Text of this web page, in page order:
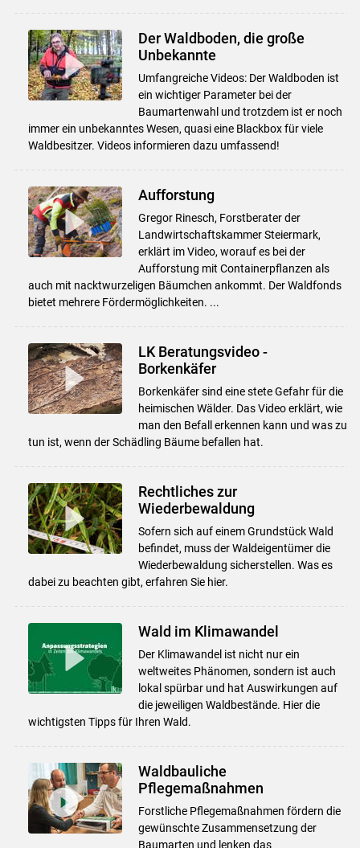
Der Waldboden, die große
Unbekannte
Umfangreiche Videos: Der Waldboden ist
ein wichtiger Parameter bei der
Baumartenwahl und trotzdem ist er noch
immer ein unbekanntes Wesen, quasi eine Blackbox für viele
Waldbesitzer. Videos informieren dazu umfassend!
Aufforstung
Gregor Rinesch, Forstberater der
Landwirtschaftskammer Steiermark,
erklärt im Video, worauf es bei der
Aufforstung mit Containerpflanzen als
auch mit nacktwurzeligen Bäumchen ankommt. Der Waldfonds
bietet mehrere Fördermöglichkeiten. ...
LK Beratungsvideo -
Borkenkäfer
Borkenkäfer sind eine stete Gefahr für die
heimischen Wälder. Das Video erklärt, wie
man den Befall erkennen kann und was zu
tun ist, wenn der Schädling Bäume befallen hat.
Rechtliches zur
Wiederbewaldung
Sofern sich auf einem Grundstück Wald
befindet, muss der Waldeigentümer die
Wiederbewaldung sicherstellen. Was es
dabei zu beachten gibt, erfahren Sie hier.
Wald im Klimawandel
Der Klimawandel ist nicht nur ein
weltweites Phänomen, sondern ist auch
lokal spürbar und hat Auswirkungen auf
die jeweiligen Waldbestände. Hier die
wichtigsten Tipps für Ihren Wald.
Waldbauliche
Pflegemaßnahmen
Forstliche Pflegemaßnahmen fördern die
gewünschte Zusammensetzung der
Baumarten und lenken das